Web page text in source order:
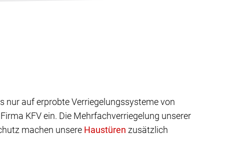
nur auf erprobte Verriegelungssysteme von
KFV ein. Die Mehrfachverriegelung unserer
machen unsere
zusätzlich